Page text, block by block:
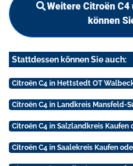
Weitere Citroën C4
können
Stattdessen können Sie auch:
Citroën C4 in Hettstedt OT
Citroën C4 in Landkreis Mansfeld-
Citroën C4 in Salzlandkreis Kaufen
Citroën C4 in Saalekreis Kaufen